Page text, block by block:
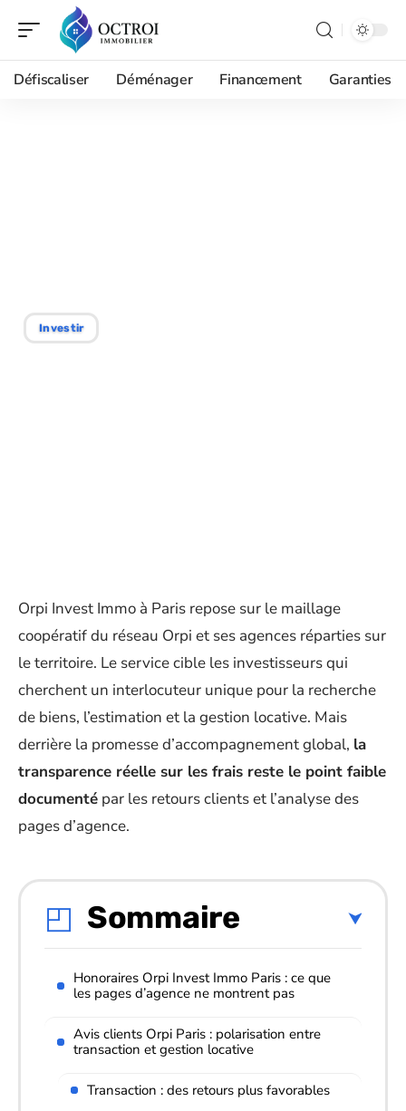
Défiscaliser Déménager Financement Garanties
Investir
Orpi Invest Immo à Paris repose sur le maillage
coopératif du réseau Orpi et ses agences réparties sur
le territoire. Le service cible les investisseurs qui
cherchent un interlocuteur unique pour la recherche
de biens, l’estimation et la gestion locative. Mais
derrière la promesse d’accompagnement global, la
transparence réelle sur les frais reste le point faible
documenté par les retours clients et l’analyse des
pages d’agence.
Sommaire
Honoraires Orpi Invest Immo Paris : ce que
les pages d’agence ne montrent pas
Avis clients Orpi Paris : polarisation entre
transaction et gestion locative
Transaction : des retours plus favorables